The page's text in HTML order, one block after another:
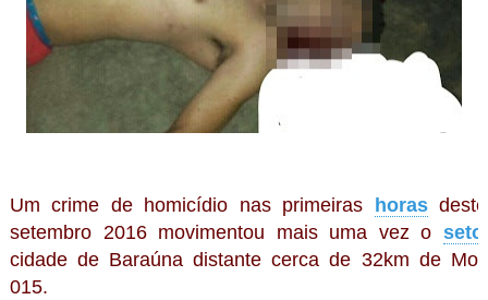
Um crime de homicídio nas primeiras horasdeste
setembro 2016 movimentou mais uma vez o
cidade de Baraúna distante cerca de 32km de
015.